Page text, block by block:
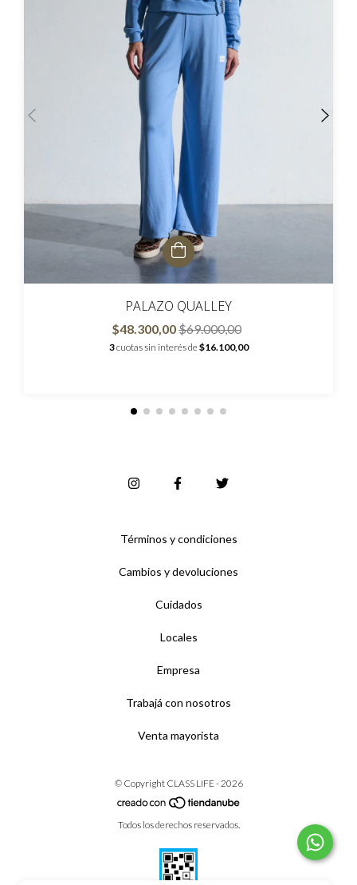
PALAZO QUALLEY
$48.300,00$69.000,00
3cuotas sin interés de$16.100,00
Términos y condiciones
Cambios y devoluciones
Cuidados
Locales
Empresa
Trabajá con nosotros
Venta mayorista
© Copyright CLASS LIFE - 2026
Todos los derechos reservados.